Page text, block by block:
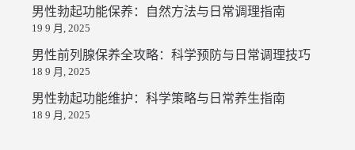
男性勃起功能保养：自然方法与日常调理指南
19 9 月, 2025
男性前列腺保养全攻略：科学预防与日常调理技巧
18 9 月, 2025
男性勃起功能维护：科学策略与日常养生指南
18 9 月, 2025